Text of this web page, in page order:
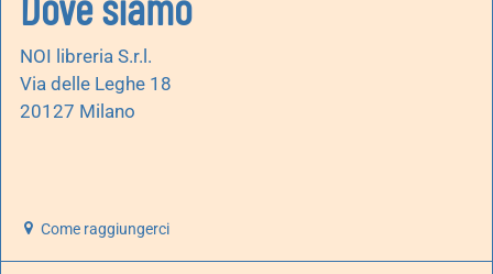
NOI libreria S.r.l.
Via delle Leghe 18
20127 Milano
Come raggiungerci